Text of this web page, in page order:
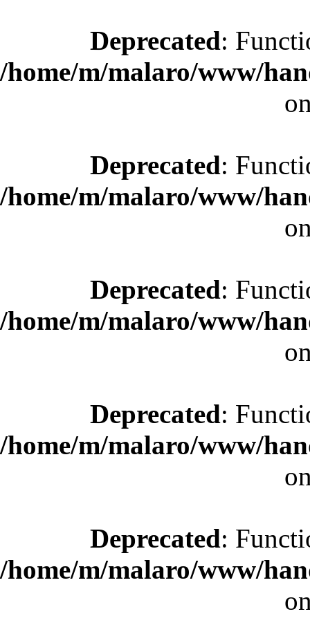
Deprecated:
/home/m/malaro/www/
Deprecated:
/home/m/malaro/www/
Deprecated:
/home/m/malaro/www/
Deprecated:
/home/m/malaro/www/
Deprecated:
/home/m/malaro/www/